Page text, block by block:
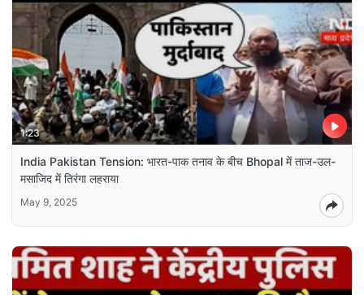
1:23
India Pakistan Tension: भारत-पाक तनाव के बीच Bhopal में ताज-उल-
मसाजिद में तिरंगा लहराया
May 9, 2025